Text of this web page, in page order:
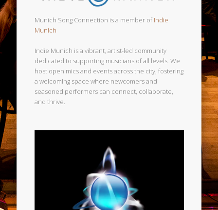
Munich Song Connection is a member ofIndie
Munich
Indie Munich is a vibrant, artist-led community
dedicated to supporting musicians of all levels. We
host open mics and events across the city, fostering
a welcoming space where newcomers and
seasoned performers can connect, collaborate,
and thrive.